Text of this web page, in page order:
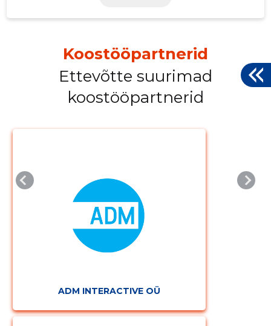
Koostööpartnerid
Ettevõtte suurimad
koostööpartnerid
ADM INTERACTIVE OÜ